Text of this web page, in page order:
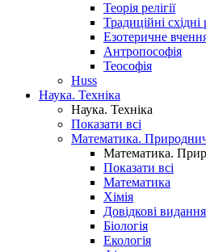
Теорія релігії
Традиційні східні
Езотеричне
Антропософія
Теософія
Huss
Наука. Техніка
Наука. Техніка
Показати всі
Математика.
Математика.
Показати всі
Математика
Хімія
Довідкові видання
Біологія
Екологія